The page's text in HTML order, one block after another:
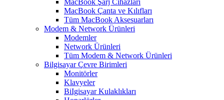
MacBook Şarj Cihazları
MacBook Çanta ve Kılıfları
Tüm MacBook Aksesuarları
Modem & Network Ürünleri
Modemler
Network Ürünleri
Tüm Modem & Network Ürünleri
Bilgisayar Çevre Birimleri
Monitörler
Klavyeler
BiIgisayar Kulaklıkları